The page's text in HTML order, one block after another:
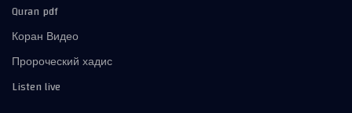
Quran pdf
Коран Видео
Пророческий хадис
Listen live